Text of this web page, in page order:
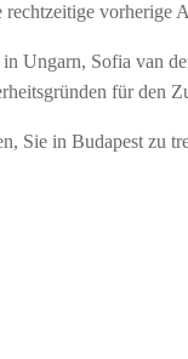
rechtzeitige vorherige
Ungarn, Sofia van
für den
Sie in Budapest zu